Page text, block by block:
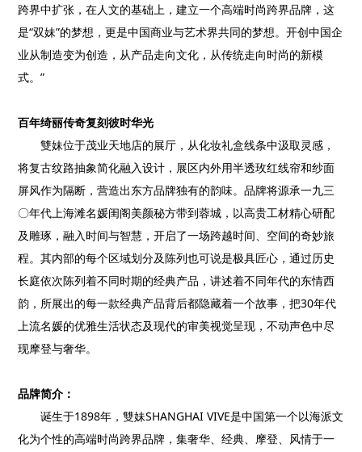
跨界中扩张，在人文的基础上，建立一个高端时尚跨界品牌，这
是“双妹”的梦想，更是中国商业与艺术界共同的梦想。开创中国企
业从制造变为创造，从产品走向文化，从传统走向时尚的新模
式。”
百年绮丽传奇复刻彼时华光
雙妹位于茂业天地店的展厅，从化妆礼盒线条中汲取灵感，
将复古纹路抽象简化融入设计，展区内外用半透玫红线帘和纱面
屏风作为隔断，营造出东方品牌独有的韵味。品牌将源承一九三
〇年代上海滩名媛闺阁美颜秘方带到蓉城，以高贵工材精心研配
及雕琢，融入时间与智慧，开启了一场跨越时间、空间的奇妙旅
程。其内部的每个区域划分及陈列也可说是极具匠心，通过历史
长庭依次陈列着不同时期的经典产品，讲述着不同年代的东情西
韵，所展出的每一款经典产品背后都隐藏着一个故事，把30年代
上流名媛的优雅生活状态及现代的审美视觉呈现，不动声色中尽
现摩登与奢华。
品牌简介：
诞生于1898年，雙妹SHANGHAI VIVE是中国第一个以海派文
化为个性的高端时尚跨界品牌，集奢华、经典、摩登、风情于一